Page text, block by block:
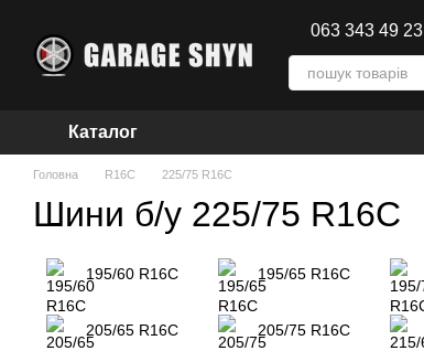
063 343 49 23
Каталог
Головна R16C 225/75 R16C
Шини б/у 225/75 R16C
195/60 R16C 195/65 R16C
205/65 R16C 205/75 R16C